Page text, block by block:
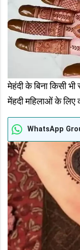
मेहंदी के बिना किसी भी
मेंहदी महिलाओं के लिए
WhatsApp